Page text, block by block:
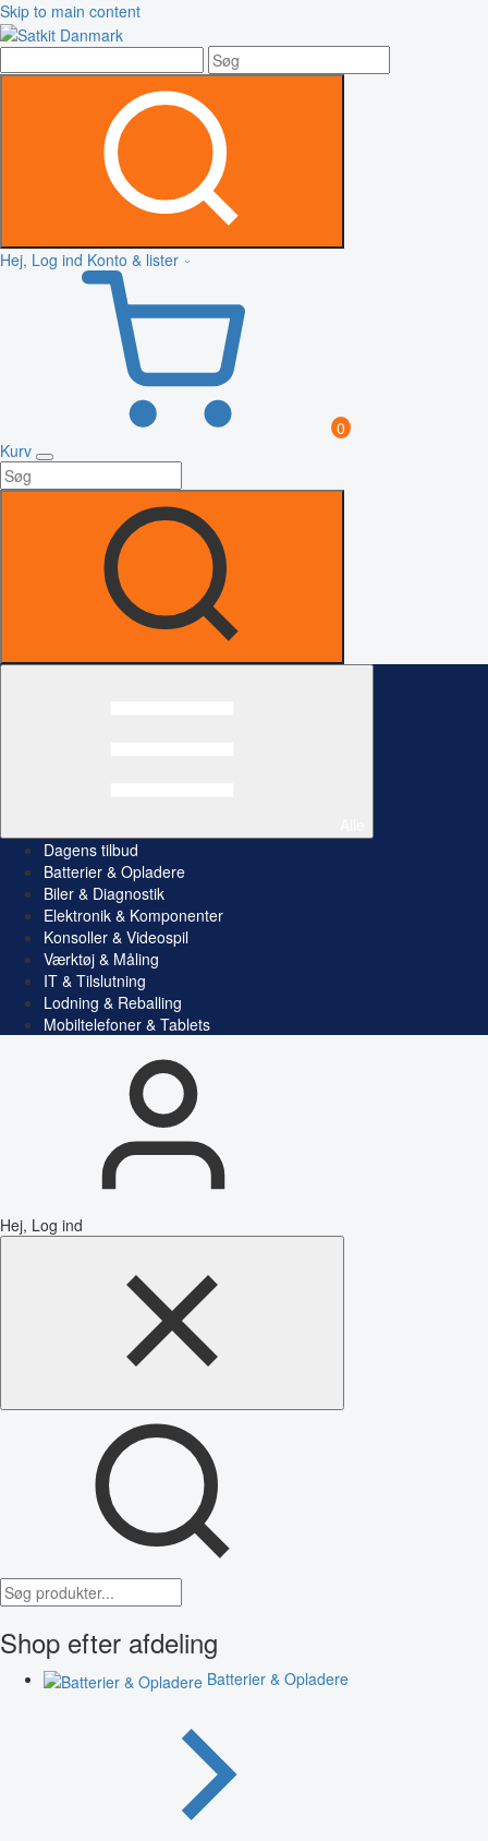
Skip to main content
Hej, Log ind Konto & lister
0
Kurv
Dagens tilbud
Batterier & Opladere
Biler & Diagnostik
Elektronik & Komponenter
Konsoller & Videospil
Værktøj & Måling
IT & Tilslutning
Lodning & Reballing
Mobiltelefoner & Tablets
Hej, Log ind
Shop efter afdeling
Batterier & Opladere